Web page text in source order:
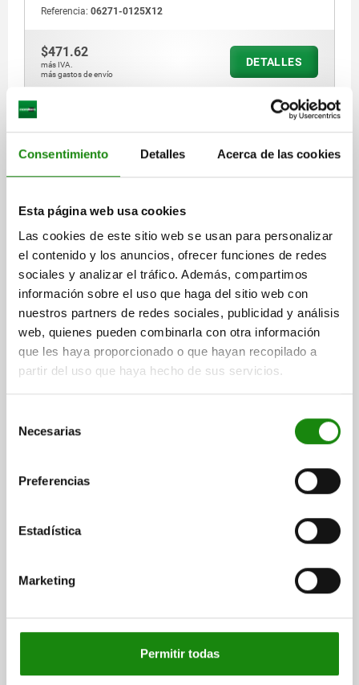
Consentimiento Detalles Acerca de las cookies
Esta página web usa cookies
Las cookies de este sitio web se usan para personalizar
el contenido y los anuncios, ofrecer funciones de redes
sociales y analizar el tráfico. Además, compartimos
información sobre el uso que haga del sitio web con
nuestros partners de redes sociales, publicidad y análisis
web, quienes pueden combinarla con otra información
que les haya proporcionado o que hayan recopilado a
partir del uso que haya hecho de sus servicios.
Necesarias
Preferencias
Estadística
Marketing
Permitir todas
Referencia: 06271-0125X12
$471.62
más IVA.
más gastos de envío
DETALLES
VOLANTE DIN950, D1=125 AGUJERO DE REFERENCIA
D2=14H7, FUNDICIÓN GRIS, SIN EMPUÑADURA
VERSIÓN 1=AGUJERO DE REFERENCIA
PERFORACIÓN DE FIJACIÓN=14H7
ALTURA=36
L1=18
NÚMERO DE RADIOS=3
Referencia: 06271-0125X14
más gastos de envío
06271 OG
VERSIÓN 1=AGUJERO DE REFERENCIA DIÁMETRO EXTERIOR=140
PERFORACIÓN DE FIJACIÓN=14H7 ALTURA=39 D3≈=30 L1=19